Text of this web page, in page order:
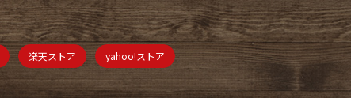
楽天ストア yahoo!ストア